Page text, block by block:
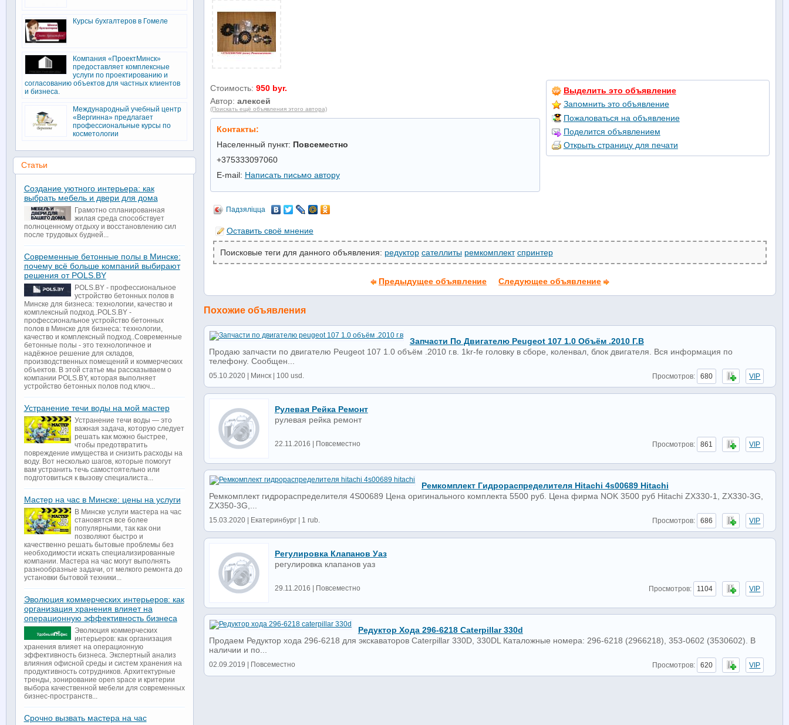
Стоимость: 950 byr.
Автор: алексей
(Поискать ещё объявления этого автора)
Контакты:
Населенный пункт: Повсеместно
+375333097060
E-mail: Написать письмо автору
Выделить это объявление
Запомнить это объявление
Пожаловаться на объявление
Поделится объявлением
Открыть страницу для печати
Падзяліцца
Оставить своё мнение
Поисковые теги для данного объявления: редуктор сателлиты ремкомплект спринтер
Предыдущее объявление Следующее объявление
Похожие объявления
Запчасти По Двигателю Peugeot 107 1.0 Объём .2010 Г.в
Продаю запчасти по двигателю Peugeot 107 1.0 объём .2010 г.в. 1kr-fe головку в сборе, коленвал, блок двигателя. Вся информация по
телефону. Сообщен...
05.10.2020 | Минск | 100 usd. Просмотров: 680 VIP
Рулевая Рейка Ремонт
рулевая рейка ремонт
22.11.2016 | Повсеместно Просмотров: 861 VIP
Ремкомплект Гидрораспределителя Hitachi 4s00689 Hitachi
Ремкомплект гидрораспределителя 4S00689 Цена оригинального комплекта 5500 руб. Цена фирма NOK 3500 руб Hitachi ZX330-1, ZX330-3G,
ZX350-3G,...
15.03.2020 | Екатеринбург | 1 rub. Просмотров: 686 VIP
Регулировка Клапанов Уаз
регулировка клапанов уаз
29.11.2016 | Повсеместно Просмотров: 1104 VIP
Редуктор Хода 296-6218 Caterpillar 330d
Продаем Редуктор хода 296-6218 для экскаваторов Caterpillar 330D, 330DL Каталожные номера: 296-6218 (2966218), 353-0602 (3530602). В
наличии и по...
02.09.2019 | Повсеместно Просмотров: 620 VIP
Курсы бухгалтеров в Гомеле
Компания «ПроектМинск»
предоставляет комплексные
услуги по проектированию и
согласованию объектов для частных клиентов
и бизнеса.
Международный учебный центр
«Вергинна» предлагает
профессиональные курсы по
косметологии
Статьи
Создание уютного интерьера: как
выбрать мебель и двери для дома
Грамотно спланированная
жилая среда способствует
полноценному отдыху и восстановлению сил
после трудовых будней...
Современные бетонные полы в Минске:
почему всё больше компаний выбирают
решения от POLS.BY
POLS.BY - профессиональное
устройство бетонных полов в
Минске для бизнеса: технологии, качество и
комплексный подход..POLS.BY -
профессиональное устройство бетонных
полов в Минске для бизнеса: технологии,
качество и комплексный подход..Современные
бетонные полы - это технологичное и
надёжное решение для складов,
производственных помещений и коммерческих
объектов. В этой статье мы рассказываем о
компании POLS.BY, которая выполняет
устройство бетонных полов под ключ...
Устранение течи воды на мой мастер
Устранение течи воды — это
важная задача, которую следует
решать как можно быстрее,
чтобы предотвратить
повреждение имущества и снизить расходы на
воду. Вот несколько шагов, которые помогут
вам устранить течь самостоятельно или
подготовиться к вызову специалиста...
Мастер на час в Минске: цены на услуги
В Минске услуги мастера на час
становятся все более
популярными, так как они
позволяют быстро и
качественно решать бытовые проблемы без
необходимости искать специализированные
компании. Мастера на час могут выполнять
разнообразные задачи, от мелкого ремонта до
установки бытовой техники...
Эволюция коммерческих интерьеров: как
организация хранения влияет на
операционную эффективность бизнеса
Эволюция коммерческих
интерьеров: как организация
хранения влияет на операционную
эффективность бизнеса. Экспертный анализ
влияния офисной среды и систем хранения на
продуктивность сотрудников. Архитектурные
тренды, зонирование open space и критерии
выбора качественной мебели для современных
бизнес-пространств...
Срочно вызвать мастера на час